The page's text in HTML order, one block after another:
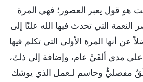
هو قول يعبر العصور؛ فهي المرة
النعمة التي تحدث فيها الله علنًا إلى
عن أنها المرة الأولى التي تكلم فيها
مدى ألفَيْ عام، وإضافة إلى ذلك،
مفصليٌّ وحاسم للعمل الذي يوشك